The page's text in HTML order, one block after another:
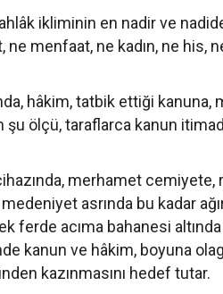
ikliminin en nadir ve
ne menfaat, ne kadın, ne
hâkim, tatbik ettiği kanuna,
ölçü, taraflarca kanun
merhamet
medeniyet asrında bu kadar
ferde acıma bahanesi
kanun ve hâkim, boyuna
kazınmasını hedef tutar.